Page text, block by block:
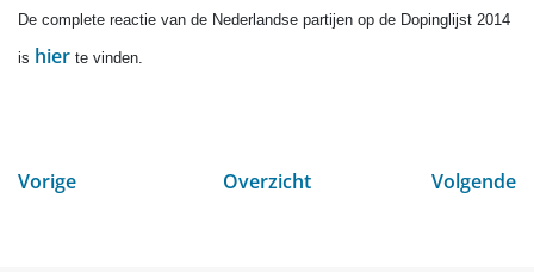
De complete reactie van de Nederlandse partijen op de Dopinglijst 2014
is hier te vinden.
Vorige Overzicht Volgende